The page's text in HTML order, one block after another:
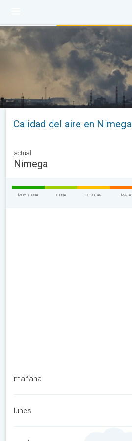
Calidad del aire en Nimega
actual
Nimega
MUY BUENA BUENA REGULAR MALA
mañana
lunes